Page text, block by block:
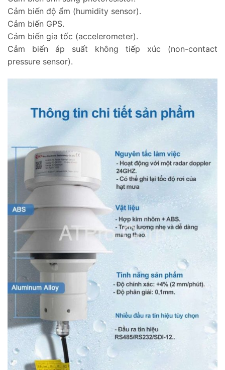
Cảm biến độ ẩm (humidity sensor).
Cảm biến GPS.
Cảm biến gia tốc (accelerometer).
Cảm biến áp suất không tiếp xúc (non-contact
pressure sensor).